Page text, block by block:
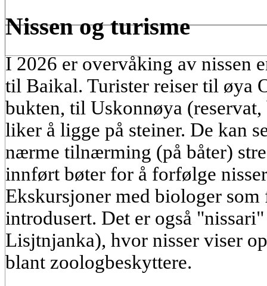
Nissen og turisme
I 2026 er overvåking av nissen
til Baikal. Turister reiser til øya
bukten, til Uskonnøya
liker å ligge på steiner. De kan
nærme tilnærming (på båter)
innført bøter for å forfølge
Ekskursjoner med biologer
introdusert. Det er også
Lisjtnjanka), hvor nisser viser
blant zoologbeskyttere.